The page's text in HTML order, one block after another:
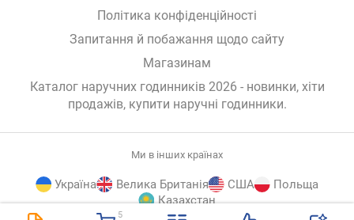
5
Політика конфіденційності
Запитання й побажання щодо сайту
Магазинам
Каталог наручних годинників 2026 - новинки, хіти
продажів, купити наручні годинники.
Ми в інших країнах
Україна Велика Британія США
Польща
Казахстан